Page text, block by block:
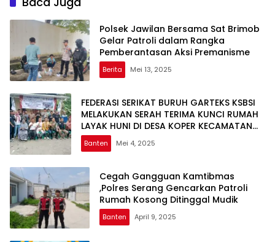
Polsek Jawilan Bersama Sat Brimob
Gelar Patroli dalam Rangka
Pemberantasan Aksi Premanisme
Berita Mei 13, 2025
FEDERASI SERIKAT BURUH GARTEKS KSBSI
MELAKUKAN SERAH TERIMA KUNCI RUMAH
LAYAK HUNI DI DESA KOPER KECAMATAN
CIKANDE KABUPATEN SERANG
Banten Mei 4, 2025
Cegah Gangguan Kamtibmas
,Polres Serang Gencarkan Patroli
Rumah Kosong Ditinggal Mudik
Banten April 9, 2025